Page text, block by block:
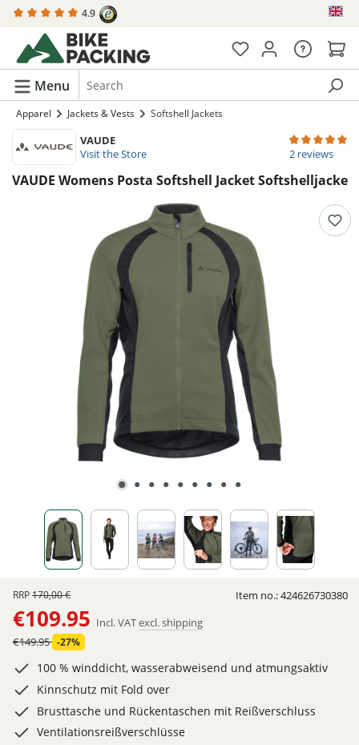
content 4.9
Menu
Apparel Jackets & Vests Softshell Jackets
VAUDE
Visit the Store
VAUDE Womens Posta Softshell Jacket Softshelljacke
Average
2 reviews
RRP170,00 €
€109.95 Incl. VATexcl. shipping
€149.95 -27%
100 % winddicht, wasserabweisend und atmungsaktiv
Kinnschutz mit Fold over
Brusttasche und Rückentaschen mit Reißverschluss
Ventilationsreißverschlüsse
Item no.:424626730380